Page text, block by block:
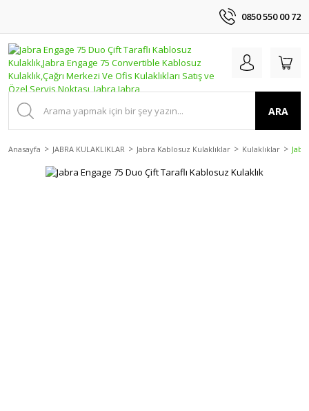
0850 550 00 72
ARA
Anasayfa JABRA KULAKLIKLAR Jabra Kablosuz Kulaklıklar Kulaklıklar